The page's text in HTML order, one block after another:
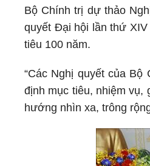
Bộ Chính trị dự thảo
quyết Đại hội lần thứ
tiêu 100 năm.
“Các Nghị quyết của
định mục tiêu, nhiệm vụ,
hướng nhìn xa, trông